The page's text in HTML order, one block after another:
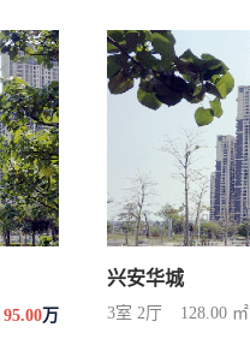
95.00万
兴安华城
3室 2厅 128.00 ㎡